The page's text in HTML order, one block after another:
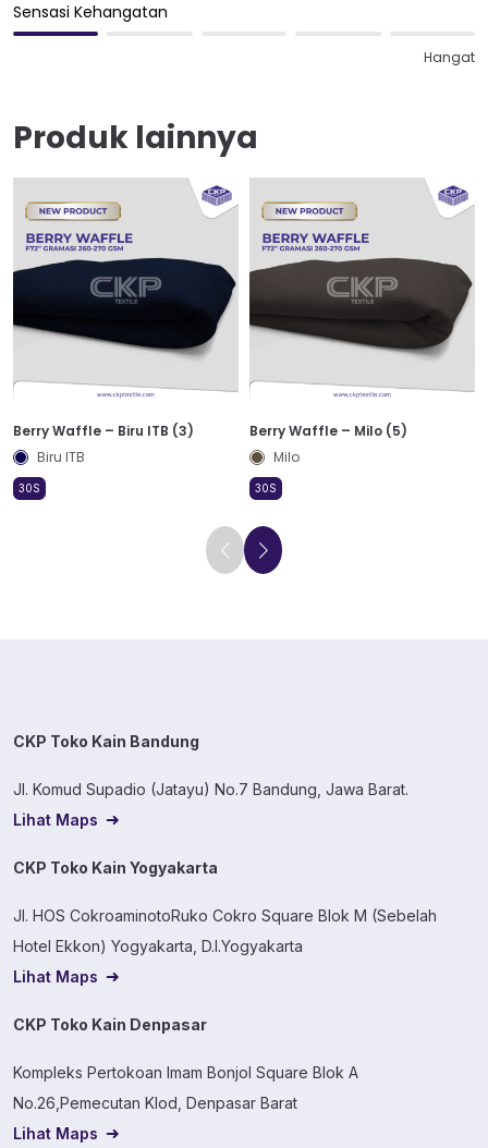
Sensasi Kehangatan
Hangat
Produk lainnya
Berry Waffle – Biru ITB (3)
Biru ITB
30S
Berry Waffle – Milo (5)
Milo
30S
CKP Toko Kain Bandung
Jl. Komud Supadio (Jatayu) No.7 Bandung, Jawa Barat.
Lihat Maps
CKP Toko Kain Yogyakarta
Jl. HOS CokroaminotoRuko Cokro Square Blok M (Sebelah
Hotel Ekkon) Yogyakarta, D.I.Yogyakarta
Lihat Maps
CKP Toko Kain Denpasar
Kompleks Pertokoan Imam Bonjol Square Blok A
No.26,Pemecutan Klod, Denpasar Barat
Lihat Maps